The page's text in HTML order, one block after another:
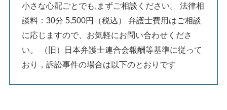
小さな心配ごとでも,まずご相談ください。 法律相
談料：30分 5,500円（税込） 弁護士費用はご相談
に応じますので、お気軽にお問い合わせくださ
い。 （旧）日本弁護士連合会報酬等基準に従って
おり，訴訟事件の場合は以下のとおりです